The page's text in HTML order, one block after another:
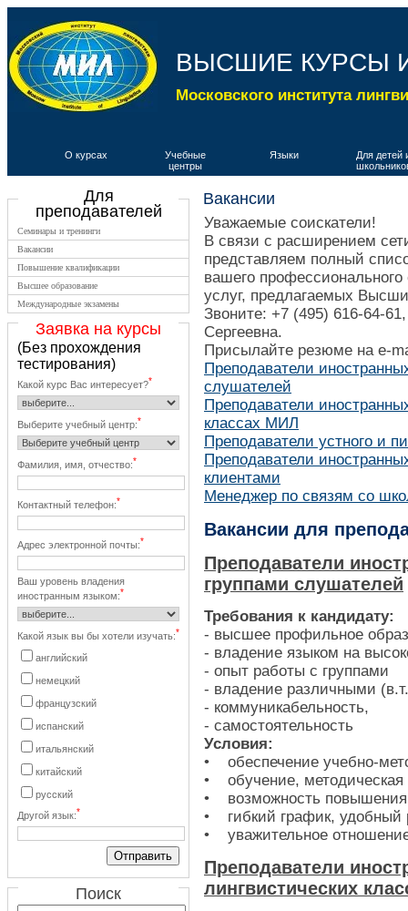
ВЫСШИЕ КУРСЫ
Московского института
О курсах
Учебные
центры
Языки
Для детей
Для
преподавателей
Семинары и тренинги
Вакансии
Повышение квалификации
Высшее образование
Международные экзамены
Заявка на курсы
(Без прохождения
тестирования)
Какой курс Вас интересует?*
Выберите учебный центр:*
Фамилия, имя, отчество:*
Контактный телефон:*
Адрес электронной почты:*
Ваш уровень владения
иностранным языком:*
Какой язык вы бы хотели изучать:*
английский
немецкий
французский
испанский
итальянский
китайский
русский
Другой язык:*
Поиск
Вакансии
Уважаемые соискатели!
В связи с расширением
представляем полный
вашего
услуг, предлагаемых
Звоните: +7 (495) 616-64-
Сергеевна.
Присылайте резюме на e-
Преподаватели
слушателей
Преподаватели
классах МИЛ
Преподаватели устного и
Преподаватели
клиентами
Менеджер по связям со
Вакансии для
Преподаватели
группами слушателей
Требования к кандидату:
- высшее профильное
- владение языком на
- опыт работы с группами
- владение различными
- коммуникабельность,
- самостоятельность
Условия:
• обеспечение учебно-
• обучение, методическая
• возможность
• гибкий график, удобный
• уважительное
Преподаватели
лингвистических